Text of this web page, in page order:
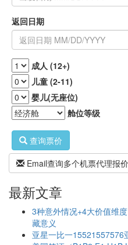
返回日期
成人 (12+)
儿童 (2-11)
婴儿(无座位)
舱位等级
查询票价
Email查询多个机票代理报价
最新文章
3种意外情况+4大价值维
藏意义
亚星一比一15521557576